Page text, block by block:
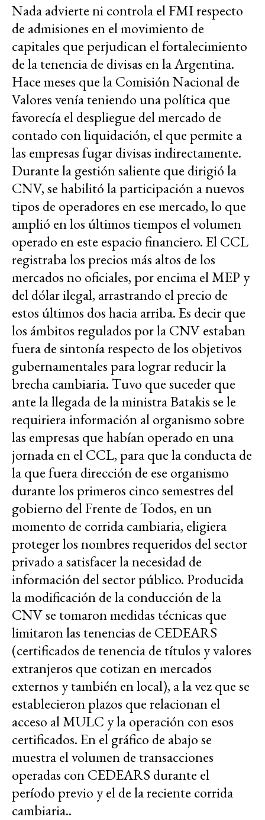
Nada advierte ni controla el FMI respecto
de admisiones en el movimiento de
capitales que perjudican el fortalecimiento
de la tenencia de divisas en la Argentina.
Hace meses que la Comisión Nacional de
Valores venía teniendo una política que
favorecía el despliegue del mercado de
contado con liquidación, el que permite a
las empresas fugar divisas indirectamente.
Durante la gestión saliente que dirigió la
CNV, se habilitó la participación a nuevos
tipos de operadores en ese mercado, lo que
amplió en los últimos tiempos el volumen
operado en este espacio financiero. El CCL
registraba los precios más altos de los
mercados no oficiales, por encima el MEP y
del dólar ilegal, arrastrando el precio de
estos últimos dos hacia arriba. Es decir que
los ámbitos regulados por la CNV estaban
fuera de sintonía respecto de los objetivos
gubernamentales para lograr reducir la
brecha cambiaria. Tuvo que suceder que
ante la llegada de la ministra Batakis se le
requiriera información al organismo sobre
las empresas que habían operado en una
jornada en el CCL, para que la conducta de
la que fuera dirección de ese organismo
durante los primeros cinco semestres del
gobierno del Frente de Todos, en un
momento de corrida cambiaria, eligiera
proteger los nombres requeridos del sector
privado a satisfacer la necesidad de
información del sector público. Producida
la modificación de la conducción de la
CNV se tomaron medidas técnicas que
limitaron las tenencias de CEDEARS
(certificados de tenencia de títulos y valores
extranjeros que cotizan en mercados
externos y también en local), a la vez que se
establecieron plazos que relacionan el
acceso al MULC y la operación con esos
certificados. En el gráfico de abajo se
muestra el volumen de transacciones
operadas con CEDEARS durante el
período previo y el de la reciente corrida
cambiaria..